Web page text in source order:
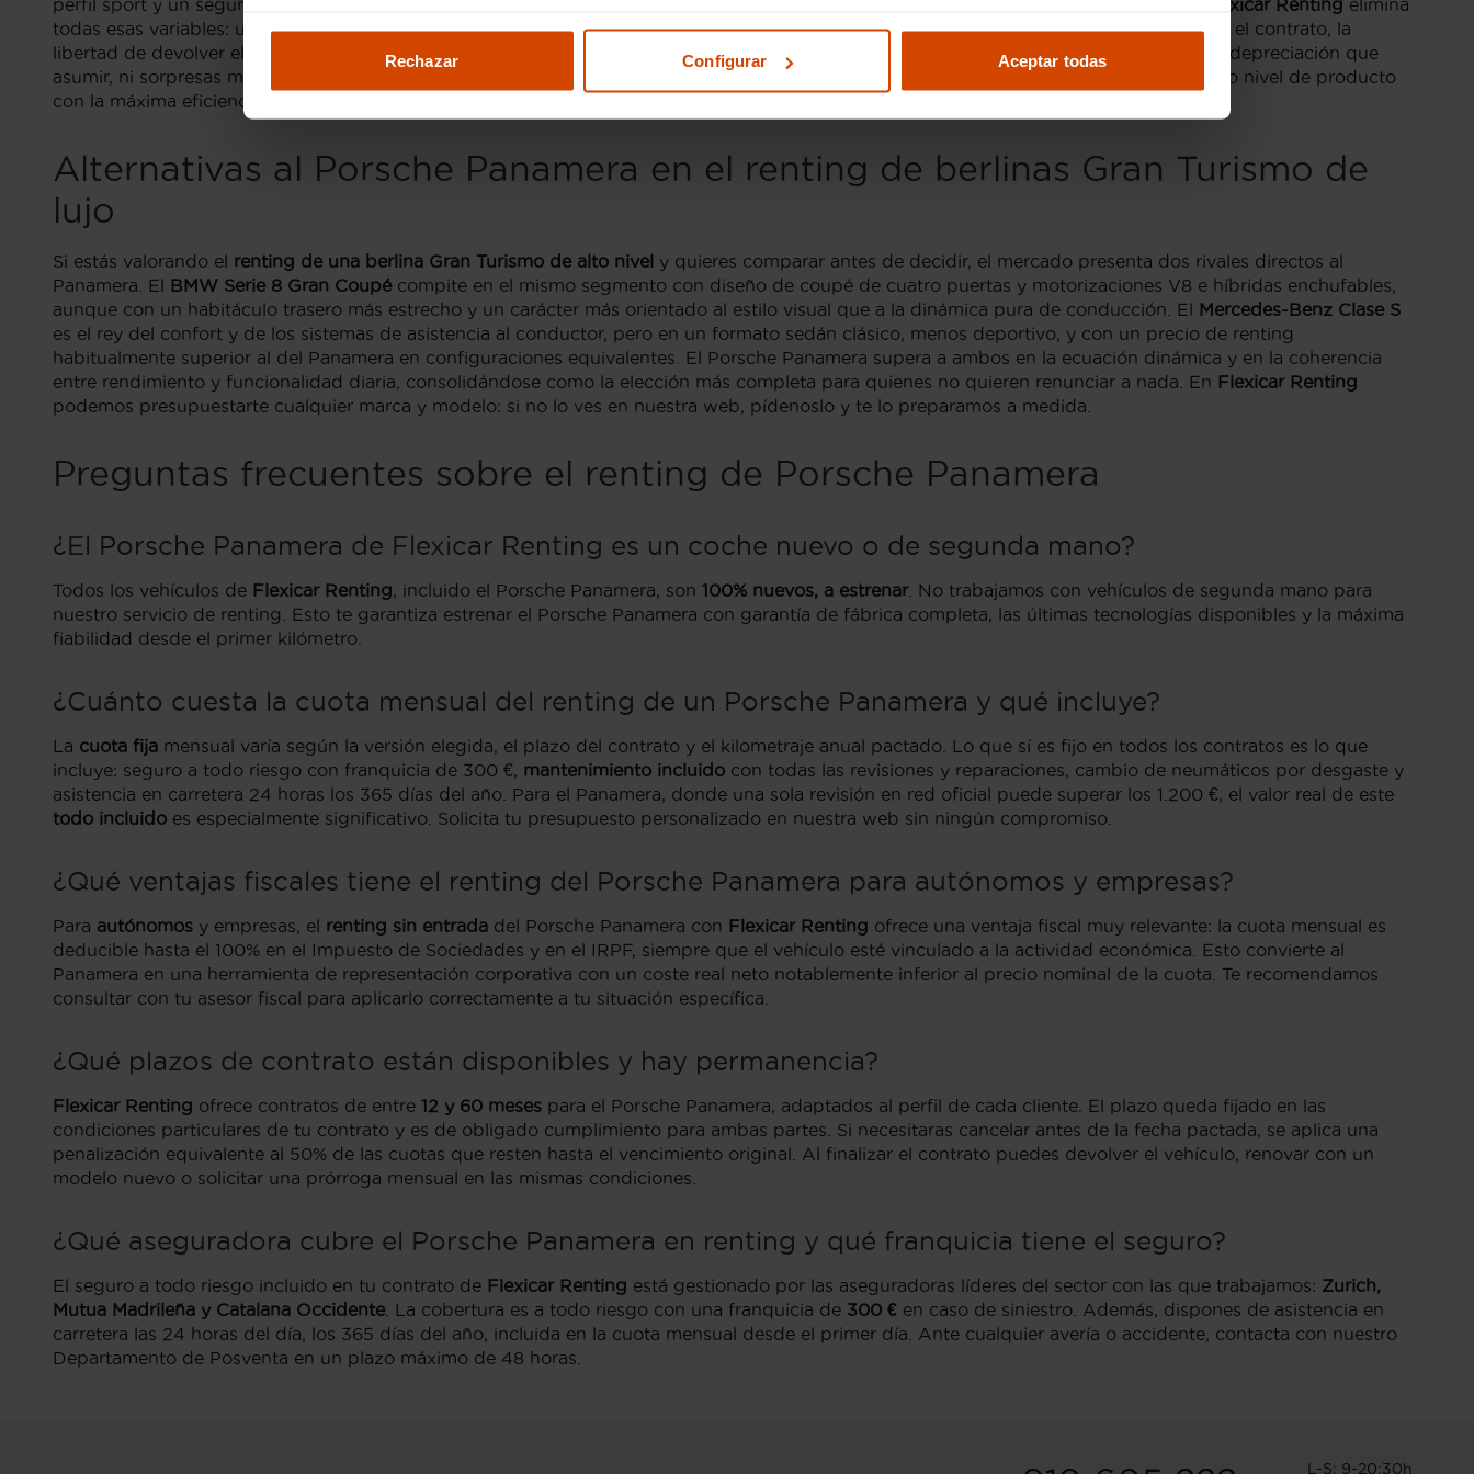
Rechazar Configurar Aceptar todas
perfil sport y un seguro de alta gama, que ninguno de estos gastos aparece en el precio del concesionario. El
Flexicar Renting elimina
todas esas variables: unacuota fijaconocida desde el primer día, un Porsche Panamera100% nuevocon garantía de fábrica, y al finalizar el contrato, la
libertad de devolver el vehículo, renovar con un modelo nuevo o, si lo prefieres, prorrogar el contrato en las mismas condiciones. No hay depreciación que
asumir, ni sorpresas mecánicas, ni gestiones de ITV ni seguros que renovar por separado. Para el perfil de conductor que exige el máximo nivel de producto
con la máxima eficiencia financiera, el renting es sistemáticamente la opción más racional.
Alternativas al Porsche Panamera en el renting de berlinas Gran Turismo de
lujo
Si estás valorando el renting de una berlina Gran Turismo de alto nivel y quieres comparar antes de decidir, el mercado presenta dos rivales directos al
Panamera. El BMW Serie 8 Gran Coupé compite en el mismo segmento con diseño de coupé de cuatro puertas y motorizaciones V8 e híbridas enchufables,
aunque con un habitáculo trasero más estrecho y un carácter más orientado al estilo visual que a la dinámica pura de conducción. El Mercedes-Benz Clase S
es el rey del confort y de los sistemas de asistencia al conductor, pero en un formato sedán clásico, menos deportivo, y con un precio de renting
habitualmente superior al del Panamera en configuraciones equivalentes. El Porsche Panamera supera a ambos en la ecuación dinámica y en la coherencia
entre rendimiento y funcionalidad diaria, consolidándose como la elección más completa para quienes no quieren renunciar a nada. En Flexicar Renting
podemos presupuestarte cualquier marca y modelo: si no lo ves en nuestra web, pídenoslo y te lo preparamos a medida.
Preguntas frecuentes sobre el renting de Porsche Panamera
¿El Porsche Panamera de Flexicar Renting es un coche nuevo o de segunda mano?
Todos los vehículos de Flexicar Renting, incluido el Porsche Panamera, son 100% nuevos, a estrenar. No trabajamos con vehículos de segunda mano para
nuestro servicio de renting. Esto te garantiza estrenar el Porsche Panamera con garantía de fábrica completa, las últimas tecnologías disponibles y la máxima
fiabilidad desde el primer kilómetro.
¿Cuánto cuesta la cuota mensual del renting de un Porsche Panamera y qué incluye?
La cuota fija mensual varía según la versión elegida, el plazo del contrato y el kilometraje anual pactado. Lo que sí es fijo en todos los contratos es lo que
incluye: seguro a todo riesgo con franquicia de 300 €, mantenimiento incluido con todas las revisiones y reparaciones, cambio de neumáticos por desgaste y
asistencia en carretera 24 horas los 365 días del año. Para el Panamera, donde una sola revisión en red oficial puede superar los 1.200 €, el valor real de este
todo incluido es especialmente significativo. Solicita tu presupuesto personalizado en nuestra web sin ningún compromiso.
¿Qué ventajas fiscales tiene el renting del Porsche Panamera para autónomos y empresas?
Para autónomos y empresas, el renting sin entrada del Porsche Panamera con Flexicar Renting ofrece una ventaja fiscal muy relevante: la cuota mensual es
deducible hasta el 100% en el Impuesto de Sociedades y en el IRPF, siempre que el vehículo esté vinculado a la actividad económica. Esto convierte al
Panamera en una herramienta de representación corporativa con un coste real neto notablemente inferior al precio nominal de la cuota. Te recomendamos
consultar con tu asesor fiscal para aplicarlo correctamente a tu situación específica.
¿Qué plazos de contrato están disponibles y hay permanencia?
Flexicar Renting ofrece contratos de entre 12 y 60 meses para el Porsche Panamera, adaptados al perfil de cada cliente. El plazo queda fijado en las
condiciones particulares de tu contrato y es de obligado cumplimiento para ambas partes. Si necesitaras cancelar antes de la fecha pactada, se aplica una
penalización equivalente al 50% de las cuotas que resten hasta el vencimiento original. Al finalizar el contrato puedes devolver el vehículo, renovar con un
modelo nuevo o solicitar una prórroga mensual en las mismas condiciones.
¿Qué aseguradora cubre el Porsche Panamera en renting y qué franquicia tiene el seguro?
El seguro a todo riesgo incluido en tu contrato de Flexicar Renting está gestionado por las aseguradoras líderes del sector con las que trabajamos: Zurich,
Mutua Madrileña y Catalana Occidente . La cobertura es a todo riesgo con una franquicia de 300 € en caso de siniestro. Además, dispones de asistencia en
carretera las 24 horas del día, los 365 días del año, incluida en la cuota mensual desde el primer día. Ante cualquier avería o accidente, contacta con nuestro
Departamento de Posventa en un plazo máximo de 48 horas.
L-S: 9-20:30h